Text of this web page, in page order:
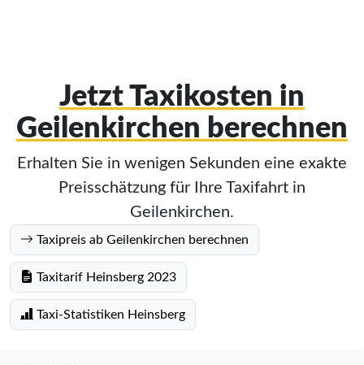
Jetzt Taxikosten in
Geilenkirchen berechnen
Erhalten Sie in wenigen Sekunden eine exakte
Preisschätzung für Ihre Taxifahrt in
Geilenkirchen.
Taxipreis ab Geilenkirchen berechnen
Taxitarif Heinsberg 2023
Taxi-Statistiken Heinsberg